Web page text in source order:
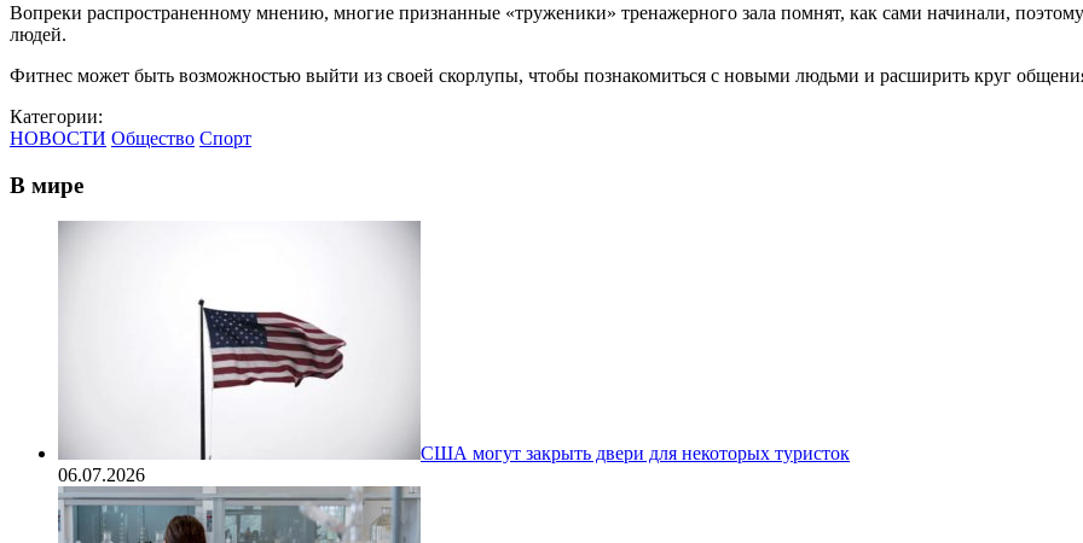
Вопреки распространенному мнению, многие признанные «труженики» тренажерного зала помнят, как сами начинали,
людей.
Фитнес может быть возможностью выйти из своей скорлупы, чтобы познакомиться с новыми людьми и расширить круг
Категории:
НОВОСТИ Общество Спорт
В мире
США могут закрыть двери для некоторых туристок
06.07.2026